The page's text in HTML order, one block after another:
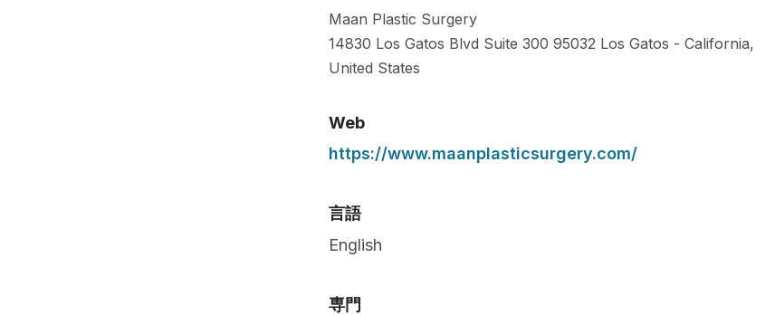
Maan Plastic Surgery
14830 Los Gatos Blvd Suite 300 95032 Los Gatos - California,
United States
Web
https://www.maanplasticsurgery.com/
言語
English
専門